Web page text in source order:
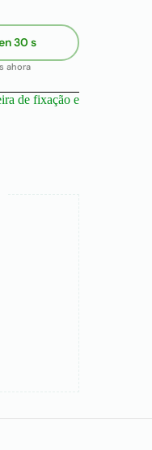
30 s
ahora
de fixação e